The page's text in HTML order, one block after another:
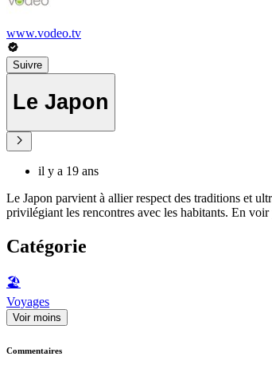
www.vodeo.tv
Suivre
Le Japon
il y a 19 ans
Le Japon parvient à allier respect des traditions et
privilégiant les rencontres avec les habitants. En
Catégorie
🏖
Voyages
Voir moins
Commentaires